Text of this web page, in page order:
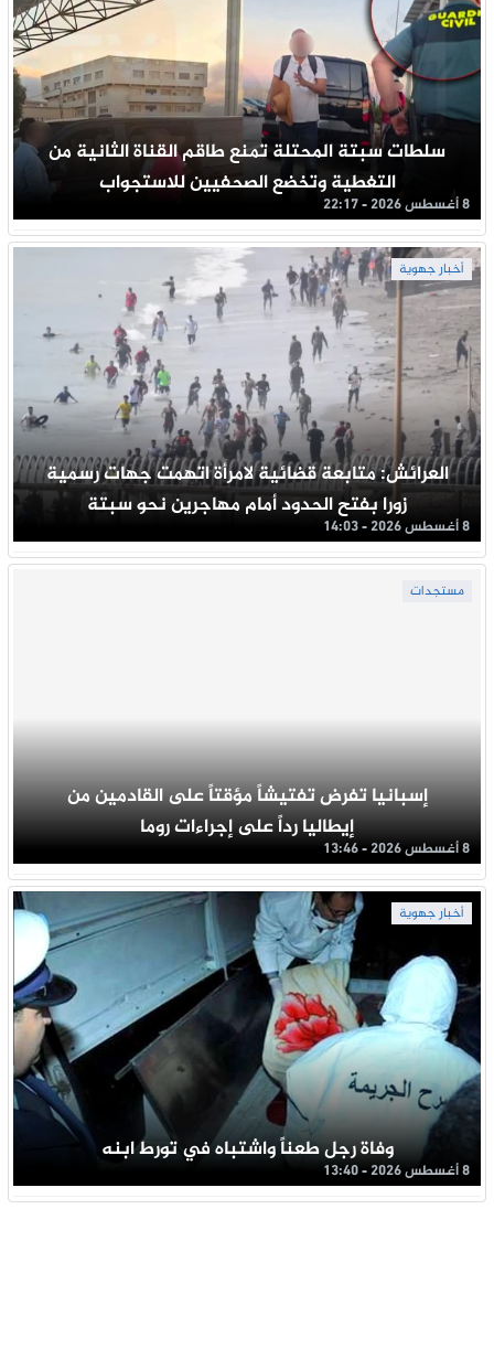
سلطات سبتة المحتلة تمنع طاقم القناة الثانية من
التغطية وتخضع الصحفيين للاستجواب
8 أغسطس 2026 - 22:17
أخبار جهوية
العرائش: متابعة قضائية لامرأة اتهمت جهات رسمية
زورا بفتح الحدود أمام مهاجرين نحو سبتة
8 أغسطس 2026 - 14:03
مستجدات
إسبانيا تفرض تفتيشاً مؤقتاً على القادمين من
إيطاليا رداً على إجراءات روما
8 أغسطس 2026 - 13:46
أخبار جهوية
وفاة رجل طعناً واشتباه في تورط ابنه
8 أغسطس 2026 - 13:40